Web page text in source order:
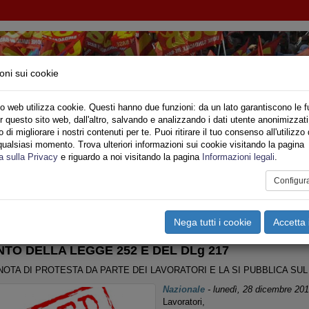
SINDACALE DI BASE SETTORE VIGILI DEL
Privato Territori Sociale Speciali Multimedia
NOTIZIE VARIE >
DELLA LEGGE 252 E DEL DLg 217
DI PROTESTA DA PARTE DEI LAVORATORI E LA SI PUBBLICA
Nazionale- lunedì, 28 dicembre
Lavoratori,
sui cookie
web utilizza cookie. Questi hanno due funzioni: da un lato garantiscono le
questo sito web, dall'altro, salvando e analizzando i dati utente
di migliorare i nostri contenuti per te. Puoi ritirare il tuo consenso all'utilizzo
momento. Trova ulteriori informazioni sui cookie visitando la pagina
sulla Privacy e riguardo a noi visitando la pagina Informazioni legali.
Nega tutti i cookie Accetta